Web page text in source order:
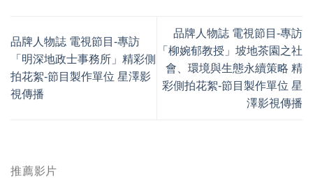
推薦影片
品牌人物誌 電視節目-專訪
「明深地政士事務所」精彩側
拍花絮-節目製作單位 星澤影
視傳播
品牌人物誌 電視節目-專訪
「柳婉郁教授」坡地茶園之社
會、環境與生態永續策略 精
彩側拍花絮-節目製作單位 星
澤影視傳播